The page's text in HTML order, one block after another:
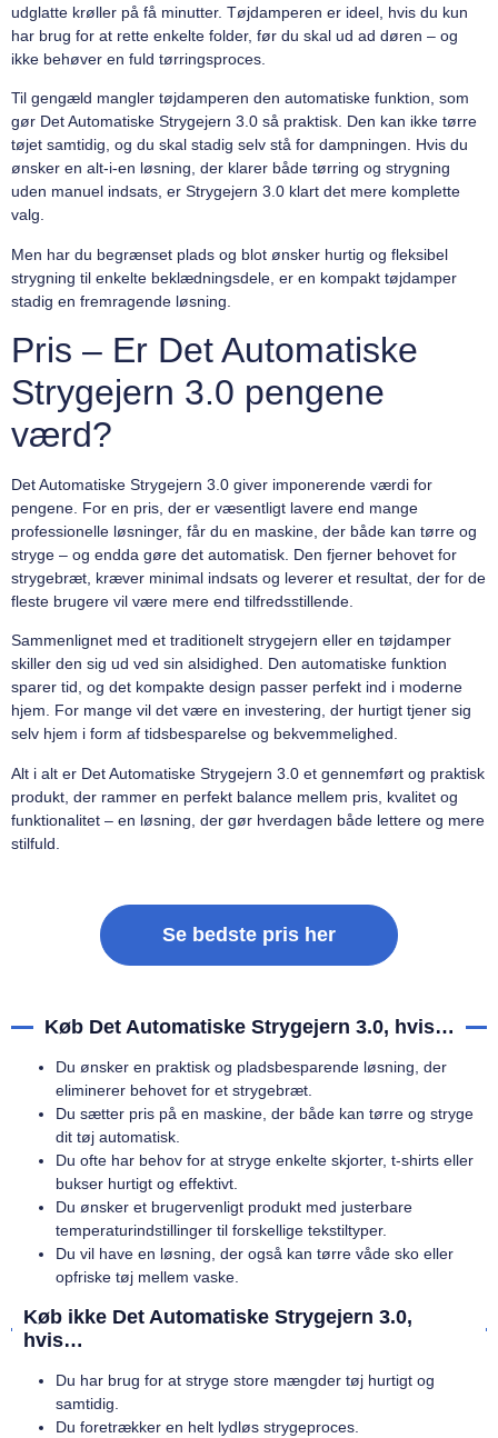
udglatte krøller på få minutter. Tøjdamperen er ideel, hvis du kun
har brug for at rette enkelte folder, før du skal ud ad døren – og
ikke behøver en fuld tørringsproces.
Til gengæld mangler tøjdamperen den automatiske funktion, som
gør Det Automatiske Strygejern 3.0 så praktisk. Den kan ikke tørre
tøjet samtidig, og du skal stadig selv stå for dampningen. Hvis du
ønsker en alt-i-en løsning, der klarer både tørring og strygning
uden manuel indsats, er Strygejern 3.0 klart det mere komplette
valg.
Men har du begrænset plads og blot ønsker hurtig og fleksibel
strygning til enkelte beklædningsdele, er en kompakt tøjdamper
stadig en fremragende løsning.
Pris – Er Det Automatiske
Strygejern 3.0 pengene
værd?
Det Automatiske Strygejern 3.0 giver imponerende værdi for
pengene. For en pris, der er væsentligt lavere end mange
professionelle løsninger, får du en maskine, der både kan tørre og
stryge – og endda gøre det automatisk. Den fjerner behovet for
strygebræt, kræver minimal indsats og leverer et resultat, der for de
fleste brugere vil være mere end tilfredsstillende.
Sammenlignet med et traditionelt strygejern eller en tøjdamper
skiller den sig ud ved sin alsidighed. Den automatiske funktion
sparer tid, og det kompakte design passer perfekt ind i moderne
hjem. For mange vil det være en investering, der hurtigt tjener sig
selv hjem i form af tidsbesparelse og bekvemmelighed.
Alt i alt er Det Automatiske Strygejern 3.0 et gennemført og praktisk
produkt, der rammer en perfekt balance mellem pris, kvalitet og
funktionalitet – en løsning, der gør hverdagen både lettere og mere
stilfuld.
Se bedste pris her
Køb Det Automatiske Strygejern 3.0, hvis…
Du ønsker en praktisk og pladsbesparende løsning, der
eliminerer behovet for et strygebræt.
Du sætter pris på en maskine, der både kan tørre og stryge
dit tøj automatisk.
Du ofte har behov for at stryge enkelte skjorter, t-shirts eller
bukser hurtigt og effektivt.
Du ønsker et brugervenligt produkt med justerbare
temperaturindstillinger til forskellige tekstiltyper.
Du vil have en løsning, der også kan tørre våde sko eller
opfriske tøj mellem vaske.
Køb ikke Det Automatiske Strygejern 3.0,
hvis…
Du har brug for at stryge store mængder tøj hurtigt og
samtidig.
Du foretrækker en helt lydløs strygeproces.